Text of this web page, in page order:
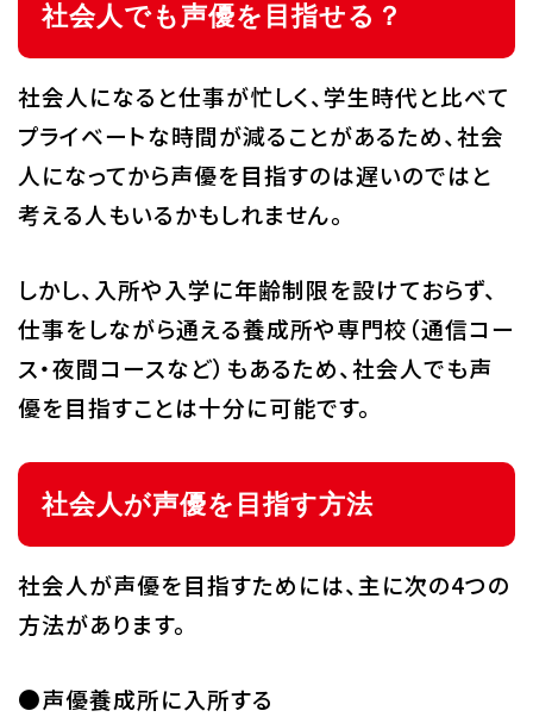
社会人でも声優を目指せる？
社会人になると仕事が忙しく、学生時代と比べて
プライベートな時間が減ることがあるため、社会
人になってから声優を目指すのは遅いのではと
考える人もいるかもしれません。
しかし、入所や入学に年齢制限を設けておらず、
仕事をしながら通える養成所や専門校（通信コー
ス・夜間コースなど）もあるため、社会人でも声
優を目指すことは十分に可能です。
社会人が声優を目指す方法
社会人が声優を目指すためには、主に次の4つの
方法があります。
●声優養成所に入所する